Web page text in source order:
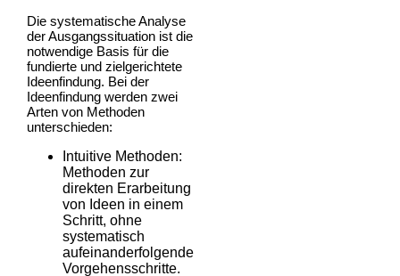
Die systematische Analyse
der Ausgangssituation ist die
notwendige Basis für die
fundierte und zielgerichtete
Ideenfindung. Bei der
Ideenfindung werden zwei
Arten von Methoden
unterschieden:
Intuitive Methoden:
Methoden zur
direkten Erarbeitung
von Ideen in einem
Schritt, ohne
systematisch
aufeinanderfolgende
Vorgehensschritte.